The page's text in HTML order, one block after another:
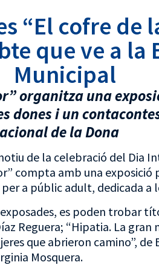
“El cofre de
que ve a la
Municipal
organitza una
dones i un
de la Dona
de la celebració del Dia
compta amb una
a públic adult, dedicada a
es poden trobar
Reguera; “Hipatia. La gran
que abrieron camino”, de
Mosquera.